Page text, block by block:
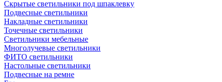
Скрытые светильники под шпаклевку
Подвесные светильники
Накладные светильники
Точечные светильники
Светильники мебельные
Многолучевые светильники
ФИТО светильники
Настольные светильники
Подвесные на ремне